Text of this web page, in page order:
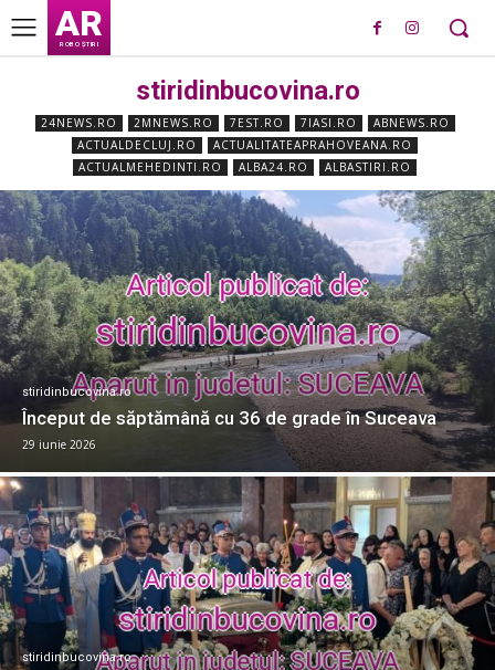
AR
ROBO ȘTIRI
stiridinbucovina.ro
24NEWS.RO 2MNEWS.RO 7EST.RO 7IASI.RO
ABNEWS.RO
ACTUALDECLUJ.RO
ACTUALITATEAPRAHOVEANA.RO
ACTUALMEHEDINTI.RO
ALBA24.RO ALBASTIRI.RO
stiridinbucovina.ro
Început de săptămână cu 36 de grade în Suceava
29 iunie 2026
stiridinbucovina.ro